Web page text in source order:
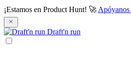
¡Estamos en Product Hunt! 🚀
Draft'n run